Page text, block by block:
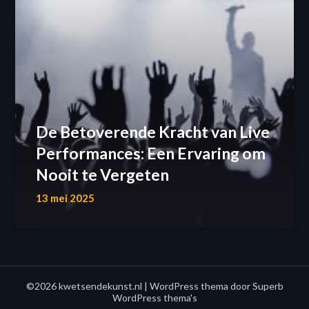
De Betoverende Kracht van Live
Performances: Een Ervaring om
Nooit te Vergeten
13 mei 2025
©2026 kwetsendekunst.nl | WordPress thema doorSuperb
WordPress thema's